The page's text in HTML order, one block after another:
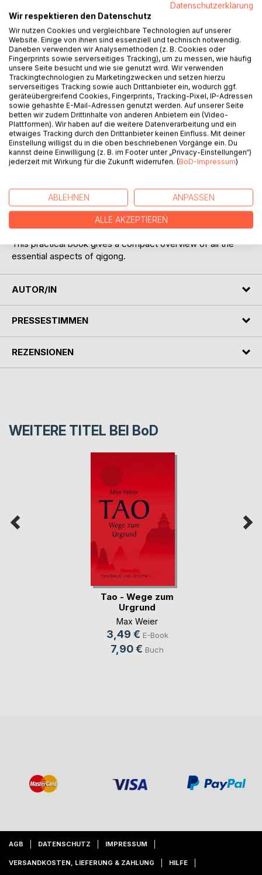
Auf die Merkliste
Titel bewerten
BESCHREIBUNG
The ancient art of qigong aims to cultivate one’s life force
from body to energy to consciousness and harmonise
body and mind through movement, attention, breath and
Beyond calming, invigorating and healing benefi ts, the
ultimate goal of the practice lies in the refi nement and
expansion of one’s awareness, culminating in the return to
one’s Original Nature.
This practical book gives a compact overview of all the
essential aspects of qigong.
AUTOR/IN
PRESSESTIMMEN
REZENSIONEN
WEITERE TITEL BEI BoD
Tao - Wege zum
Urgrund
Max Weier
3,49 € E-Book
7,90 € Buch
AGB DATENSCHUTZ IMPRESSUM
VERSANDKOSTEN, LIEFERUNG & ZAHLUNG HILFE
Datenschutzerklärung
Wir respektieren den Datenschutz
Wir nutzen Cookies und vergleichbare Technologien auf unserer
Website. Einige von ihnen sind essenziell und technisch notwendig.
Daneben verwenden wir Analysemethoden (z. B. Cookies oder
Fingerprints sowie serverseitiges Tracking), um zu messen, wie häufig
unsere Seite besucht und wie sie genutzt wird. Wir verwenden
Trackingtechnologien zu Marketingzwecken und setzen hierzu
serverseitiges Tracking sowie auch Drittanbieter ein, wodurch ggf.
geräteübergreifend Cookies, Fingerprints, Tracking-Pixel, IP-Adressen
sowie gehashte E-Mail-Adressen genutzt werden. Auf unserer Seite
betten wir zudem Drittinhalte von anderen Anbietern ein (Video-
Plattformen). Wir haben auf die weitere Datenverarbeitung und ein
etwaiges Tracking durch den Drittanbieter keinen Einfluss. Mit deiner
Einstellung willigst du in die oben beschriebenen Vorgänge ein. Du
kannst deine Einwilligung (z. B. im Footer unter „Privacy-Einstellungen“)
jederzeit mit Wirkung für die Zukunft widerrufen. (BoD-Impressum)
ABLEHNEN ANPASSEN
ALLE AKZEPTIEREN